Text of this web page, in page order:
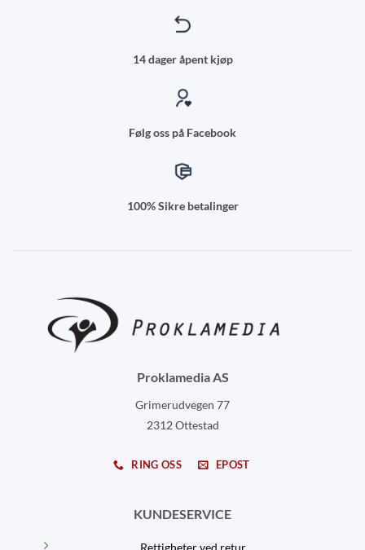
14 dager åpent kjøp
Følg oss på Facebook
100% Sikre betalinger
Proklamedia AS
Grimerudvegen 77
2312 Ottestad
RING OSS EPOST
KUNDESERVICE